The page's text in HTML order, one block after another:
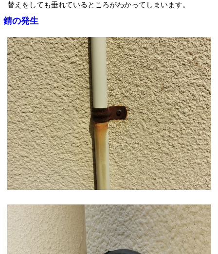
替えをしても垂れているところがわかってしまいます。
錆の発生